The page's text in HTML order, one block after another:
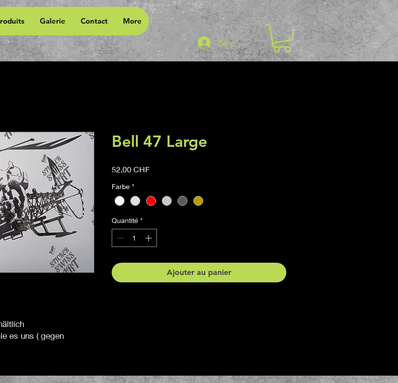
Galerie Contact More
Se connecter
es uns ( gegen
Bell 47 Large
52,00 CHFPrix
Farbe *
Quantité *
Ajouter au panier